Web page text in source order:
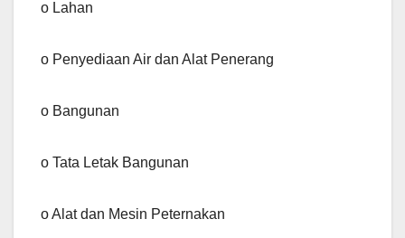
o Lahan
o Penyediaan Air dan Alat Penerang
o Bangunan
o Tata Letak Bangunan
o Alat dan Mesin Peternakan